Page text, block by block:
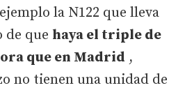
la N122 que lleva
de que haya el triple de
que en Madrid ,
no tienen una unidad de